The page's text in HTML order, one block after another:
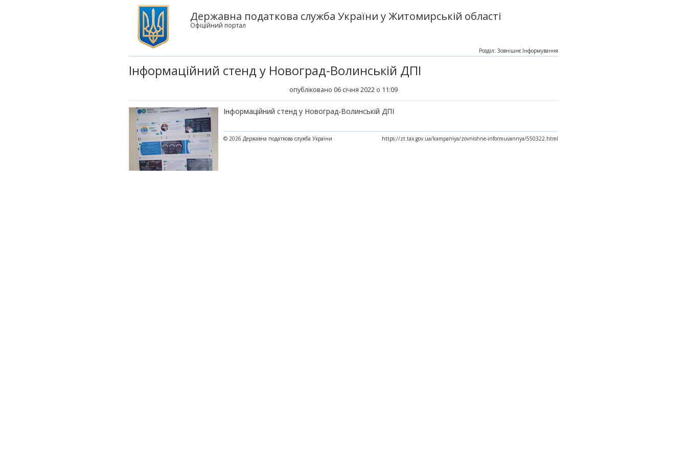
Державна податкова служба України у Житомирській області
Офіційний портал
Інформаційний стенд у Новоград-Волинській ДПІ
опубліковано 06 січня 2022 о 11:09
Розділ: Зовнішнє Інформування
Інформаційний стенд у Новоград-Волинській ДПІ
© 2026 Державна податкова служба України https://zt.tax.gov.ua/kampaniya/zovnishne-informuvannya/550322.html